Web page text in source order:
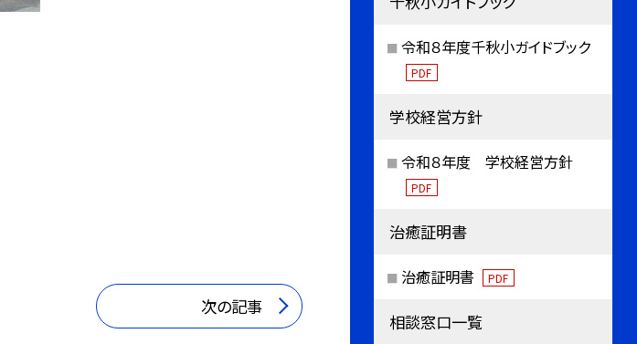
次の記事
令和８年度千秋小ガイドブック
PDF
学校経営方針
令和８年度 学校経営方針
PDF
治癒証明書
治癒証明書 PDF
相談窓口一覧